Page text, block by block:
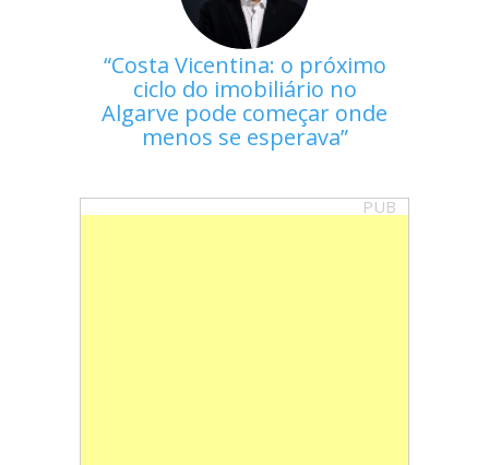
Costa Vicentina: o próximo
ciclo do imobiliário no
Algarve pode começar onde
menos se esperava
PUB